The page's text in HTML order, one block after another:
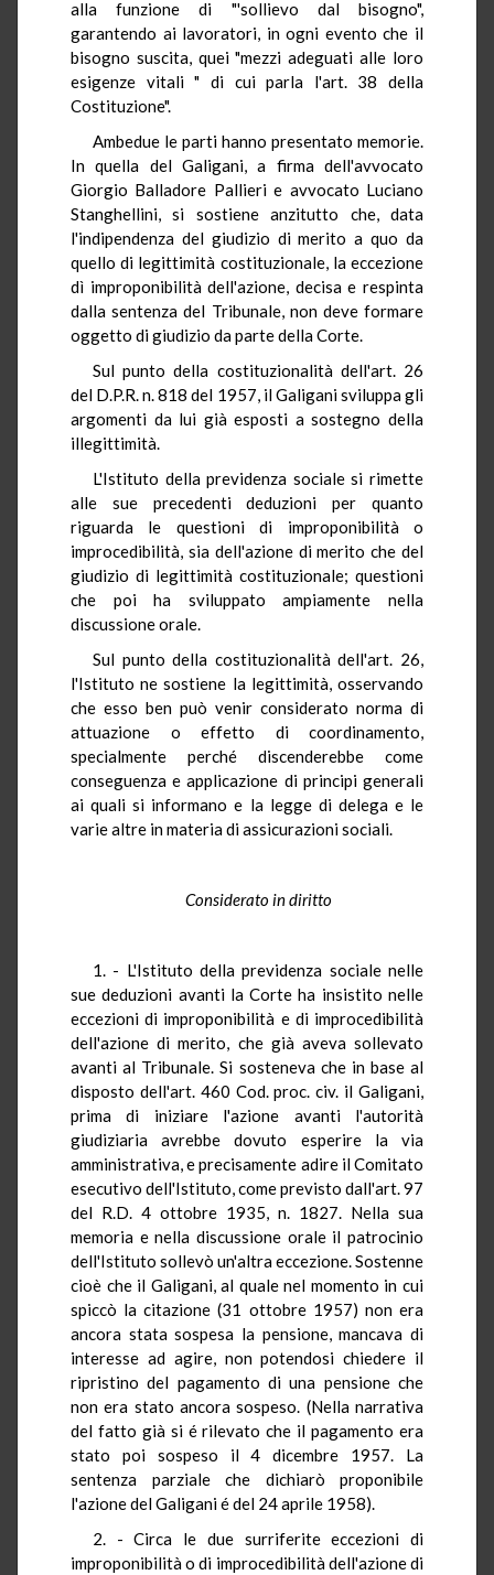
alla funzione di "'sollievo dal bisogno",
garantendo ai lavoratori, in ogni evento che il
bisogno suscita, quei "mezzi adeguati alle loro
esigenze vitali " di cui parla l'art. 38 della
Costituzione".
Ambedue le parti hanno presentato memorie.
In quella del Galigani, a firma dell'avvocato
Giorgio Balladore Pallieri e avvocato Luciano
Stanghellini, si sostiene anzitutto che, data
l'indipendenza del giudizio di merito a quo da
quello di legittimità costituzionale, la eccezione
dì improponibilità dell'azione, decisa e respinta
dalla sentenza del Tribunale, non deve formare
oggetto di giudizio da parte della Corte.
Sul punto della costituzionalità dell'art. 26
del D.P.R. n. 818 del 1957, il Galigani sviluppa gli
argomenti da lui già esposti a sostegno della
illegittimità.
L'Istituto della previdenza sociale si rimette
alle sue precedenti deduzioni per quanto
riguarda le questioni di improponibilità o
improcedibilità, sia dell'azione di merito che del
giudizio di legittimità costituzionale; questioni
che poi ha sviluppato ampiamente nella
discussione orale.
Sul punto della costituzionalità dell'art. 26,
l'Istituto ne sostiene la legittimità, osservando
che esso ben può venir considerato norma di
attuazione o effetto di coordinamento,
specialmente perché discenderebbe come
conseguenza e applicazione di principi generali
ai quali si informano e la legge di delega e le
varie altre in materia di assicurazioni sociali.
Considerato in diritto
1. - L'Istituto della previdenza sociale nelle
sue deduzioni avanti la Corte ha insistito nelle
eccezioni di improponibilità e di improcedibilità
dell'azione di merito, che già aveva sollevato
avanti al Tribunale. Si sosteneva che in base al
disposto dell'art. 460 Cod. proc. civ. il Galigani,
prima di iniziare l'azione avanti l'autorità
giudiziaria avrebbe dovuto esperire la via
amministrativa, e precisamente adire il Comitato
esecutivo dell'Istituto, come previsto dall'art. 97
del R.D. 4 ottobre 1935, n. 1827. Nella sua
memoria e nella discussione orale il patrocinio
dell'Istituto sollevò un'altra eccezione. Sostenne
cioè che il Galigani, al quale nel momento in cui
spiccò la citazione (31 ottobre 1957) non era
ancora stata sospesa la pensione, mancava di
interesse ad agire, non potendosi chiedere il
ripristino del pagamento di una pensione che
non era stato ancora sospeso. (Nella narrativa
del fatto già si é rilevato che il pagamento era
stato poi sospeso il 4 dicembre 1957. La
sentenza parziale che dichiarò proponibile
l'azione del Galigani é del 24 aprile 1958).
2. - Circa le due surriferite eccezioni di
improponibilità o di improcedibilità dell'azione di